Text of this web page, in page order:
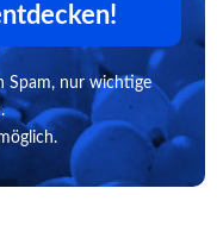
Spam, nur wichtige